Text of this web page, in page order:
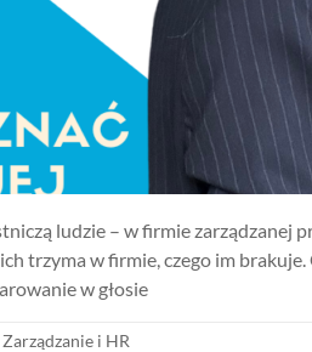
ludzie – w firmie zarządzanej
trzyma w firmie, czego im
w głosie
Zarządzanie i HR